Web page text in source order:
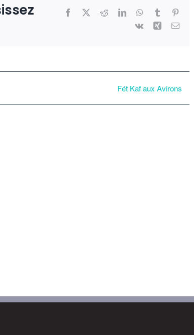
Facebook RedditLinkedInWhatsApp
Tumblr
Vk
Xing Email
Fét Kaf aux Avirons